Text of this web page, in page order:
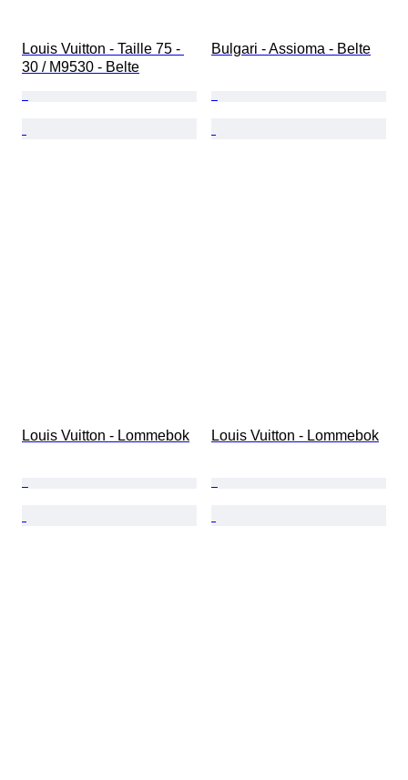
Louis Vuitton - Taille 75 -
30 / M9530 - Belte
Bulgari - Assioma - Belte
Louis Vuitton - Lommebok Louis Vuitton - Lommebok